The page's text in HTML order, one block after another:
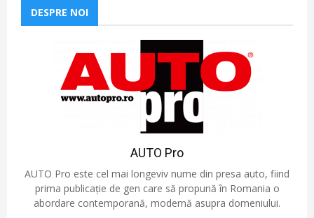
DESPRE NOI
AUTO Pro
AUTO Pro este cel mai longeviv nume din presa auto, fiind
prima publicație de gen care să propună în Romania o
abordare contemporană, modernă asupra domeniului.